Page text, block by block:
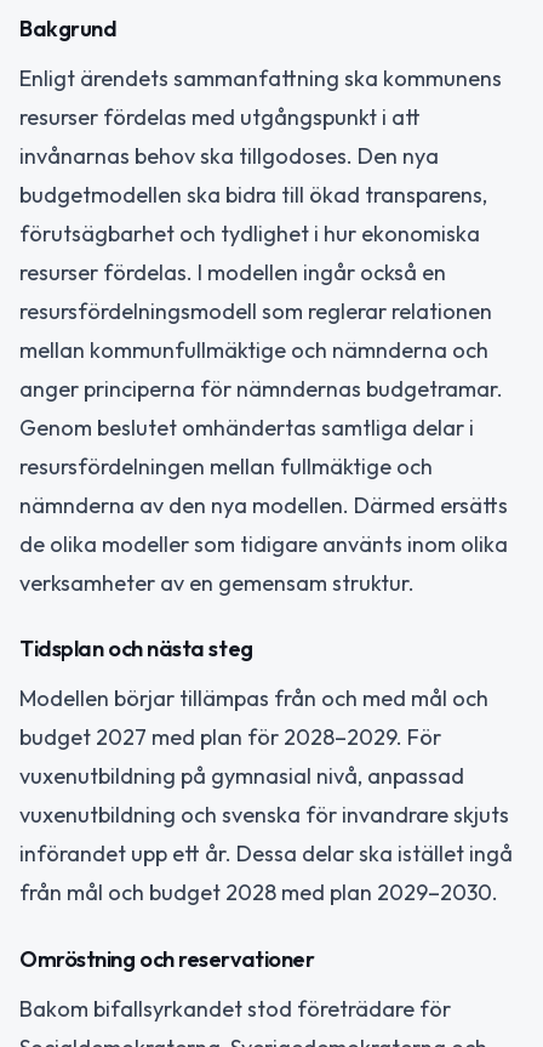
Bakgrund
Enligt ärendets sammanfattning ska kommunens
resurser fördelas med utgångspunkt i att
invånarnas behov ska tillgodoses. Den nya
budgetmodellen ska bidra till ökad transparens,
förutsägbarhet och tydlighet i hur ekonomiska
resurser fördelas. I modellen ingår också en
resursfördelningsmodell som reglerar relationen
mellan kommunfullmäktige och nämnderna och
anger principerna för nämndernas budgetramar.
Genom beslutet omhändertas samtliga delar i
resursfördelningen mellan fullmäktige och
nämnderna av den nya modellen. Därmed ersätts
de olika modeller som tidigare använts inom olika
verksamheter av en gemensam struktur.
Tidsplan och nästa steg
Modellen börjar tillämpas från och med mål och
budget 2027 med plan för 2028–2029. För
vuxenutbildning på gymnasial nivå, anpassad
vuxenutbildning och svenska för invandrare skjuts
införandet upp ett år. Dessa delar ska istället ingå
från mål och budget 2028 med plan 2029–2030.
Omröstning och reservationer
Bakom bifallsyrkandet stod företrädare för